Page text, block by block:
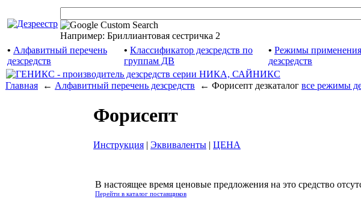
Например: Бриллиантовая сестричка 2
• Алфавитный перечень
дезсредств
• Классификатор дезсредств по
группам ДВ
• Режимы применения
дезсредств
Главная ← Алфавитный перечень дезсредств ← Форисепт дезкаталог все режимы
Форисепт
Инструкция | Эквиваленты | ЦЕНА
В настоящее время ценовые предложения на это средство
Перейти в каталог поставщиков